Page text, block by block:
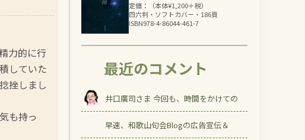
力的に行
していた
挫しまし
も持っ
定価：（本体¥1,200＋税）
四六判・ソフトカバー・186頁
ISBN978-4-86044-461-7
最近のコメント
井口廣司さま 今回も、時間をかけての
早速、和歌山句会Blogの広告宣伝＆